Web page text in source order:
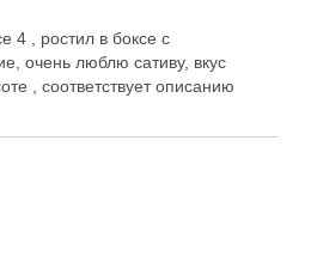
4 , ростил в боксе с
очень люблю сативу, вкус
, соответствует описанию